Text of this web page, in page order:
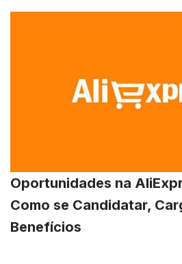
Oportunidades na
Como se Candidatar,
Benefícios